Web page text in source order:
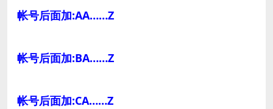
帐号后面加:AA……Z
帐号后面加:BA……Z
帐号后面加:CA……Z